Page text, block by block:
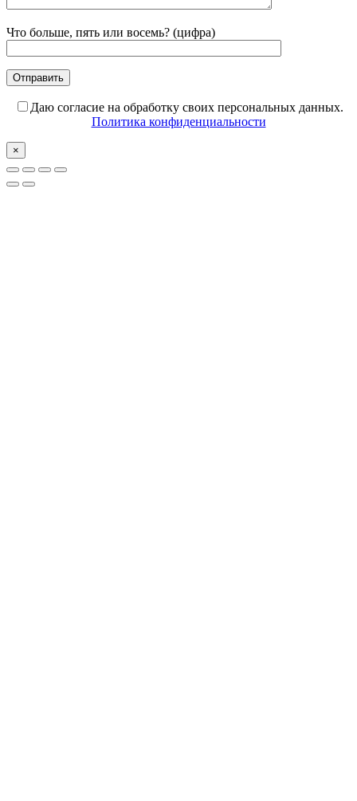
Что больше, пять или восемь? (цифра)
Даю согласие на обработку своих персональных данных.
Политика конфиденциальности
×